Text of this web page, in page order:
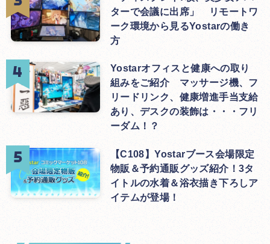
ターで会議に出席」 リモートワ
ーク環境から見るYostarの働き
方
Yostarオフィスと健康への取り
組みをご紹介 マッサージ機、フ
リードリンク、健康増進手当支給
あり、デスクの装飾は・・・フリ
ーダム！？
【C108】Yostarブース会場限定
物販＆予約通販グッズ紹介！3タ
イトルの水着＆浴衣描き下ろしア
イテムが登場！